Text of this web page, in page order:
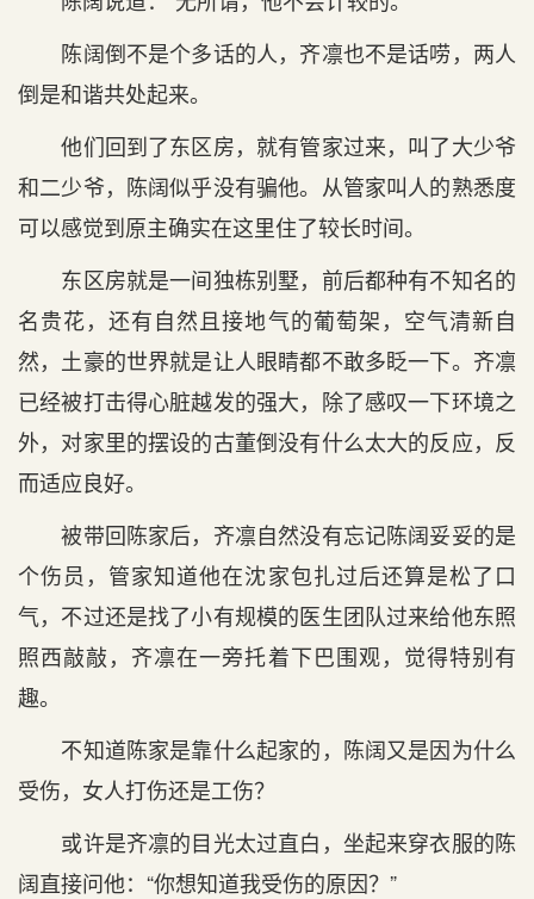
陈阔倒不是个多话的人，齐凛也不是话唠，两人
倒是和谐共处起来。
他们回到了东区房，就有管家过来，叫了大少爷
和二少爷，陈阔似乎没有骗他。从管家叫人的熟悉度
可以感觉到原主确实在这里住了较长时间。
东区房就是一间独栋别墅，前后都种有不知名的
名贵花，还有自然且接地气的葡萄架，空气清新自
然，土豪的世界就是让人眼睛都不敢多眨一下。齐凛
已经被打击得心脏越发的强大，除了感叹一下环境之
外，对家里的摆设的古董倒没有什么太大的反应，反
而适应良好。
被带回陈家后，齐凛自然没有忘记陈阔妥妥的是
个伤员，管家知道他在沈家包扎过后还算是松了口
气，不过还是找了小有规模的医生团队过来给他东照
照西敲敲，齐凛在一旁托着下巴围观，觉得特别有
趣。
不知道陈家是靠什么起家的，陈阔又是因为什么
受伤，女人打伤还是工伤？
或许是齐凛的目光太过直白，坐起来穿衣服的陈
阔直接问他：“你想知道我受伤的原因？”